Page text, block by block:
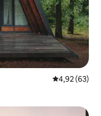
Prosječna
4,92 (63)